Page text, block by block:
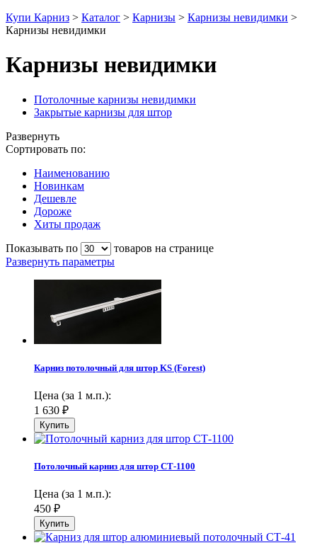
Купи Карниз > Каталог > Карнизы > Карнизы невидимки >
Карнизы невидимки
Карнизы невидимки
Потолочные карнизы невидимки
Закрытые карнизы для штор
Развернуть
Сортировать по:
Наименованию
Новинкам
Дешевле
Дороже
Хиты продаж
Показывать по
товаров на странице
Развернуть параметры
Карниз потолочный для штор KS (Forest)
Цена (за 1 м.п.):
1 630 ₽
Потолочный карниз для штор СТ-1100
Цена (за 1 м.п.):
450 ₽